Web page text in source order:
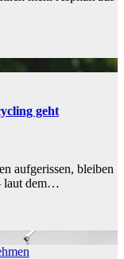
geht
aufgerissen, bleiben
laut dem…